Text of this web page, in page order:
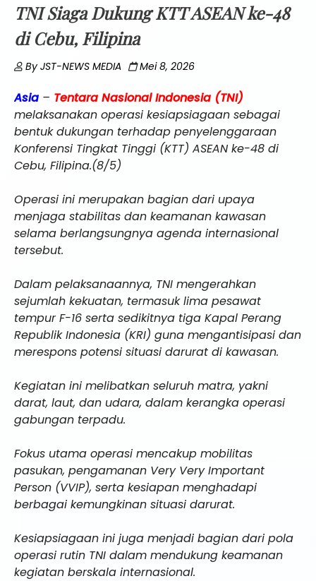
TNI Siaga Dukung KTT ASEAN ke-48
di Cebu, Filipina
ByJST-NEWS MEDIA Mei 8, 2026
Asia – Tentara Nasional Indonesia (TNI)
melaksanakan operasi kesiapsiagaan sebagai
bentuk dukungan terhadap penyelenggaraan
Konferensi Tingkat Tinggi (KTT) ASEAN ke-48 di
Cebu, Filipina.(8/5)
Operasi ini merupakan bagian dari upaya
menjaga stabilitas dan keamanan kawasan
selama berlangsungnya agenda internasional
tersebut.
Dalam pelaksanaannya, TNI mengerahkan
sejumlah kekuatan, termasuk lima pesawat
tempur F-16 serta sedikitnya tiga Kapal Perang
Republik Indonesia (KRI) guna mengantisipasi dan
merespons potensi situasi darurat di kawasan.
Kegiatan ini melibatkan seluruh matra, yakni
darat, laut, dan udara, dalam kerangka operasi
gabungan terpadu.
Fokus utama operasi mencakup mobilitas
pasukan, pengamanan Very Very Important
Person (VVIP), serta kesiapan menghadapi
berbagai kemungkinan situasi darurat.
Kesiapsiagaan ini juga menjadi bagian dari pola
operasi rutin TNI dalam mendukung keamanan
kegiatan berskala internasional.